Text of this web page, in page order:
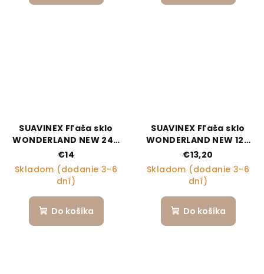
SUAVINEX Fľaša sklo
WONDERLAND NEW 240
ml fyziologická SX PRO
+3 MF - zelený králik
€14
Skladom (dodanie 3-6
dní)
Do košíka
SUAVINEX Fľaša sklo
WONDERLAND NEW 120
ml fyziologická SX PRO
+0 SF - zelený králik
€13,20
Skladom (dodanie 3-6
dní)
Do košíka